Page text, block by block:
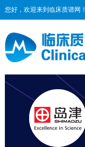
您好，欢迎来到临床质谱网！